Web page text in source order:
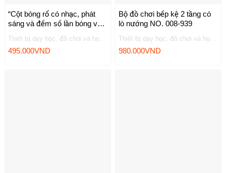
“Cột bóng rổ có nhạc, phát
sáng và đếm số lần bóng vào
495.000VND
Bộ đồ chơi bếp kệ 2 tầng có
lò nướng NO. 008-939
980.000VND